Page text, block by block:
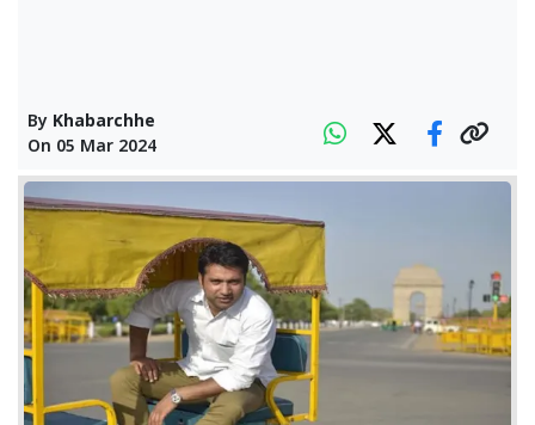
By Khabarchhe
On 05 Mar 2024